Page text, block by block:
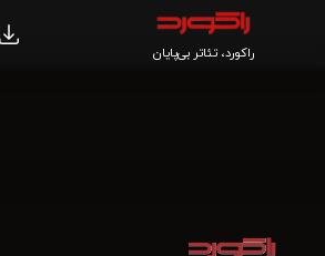
راکورد، تئاتر بی‌پایان